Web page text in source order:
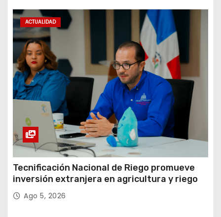
ACTUALIDAD
Tecnificación Nacional de Riego promueve
inversión extranjera en agricultura y riego
Ago 5, 2026